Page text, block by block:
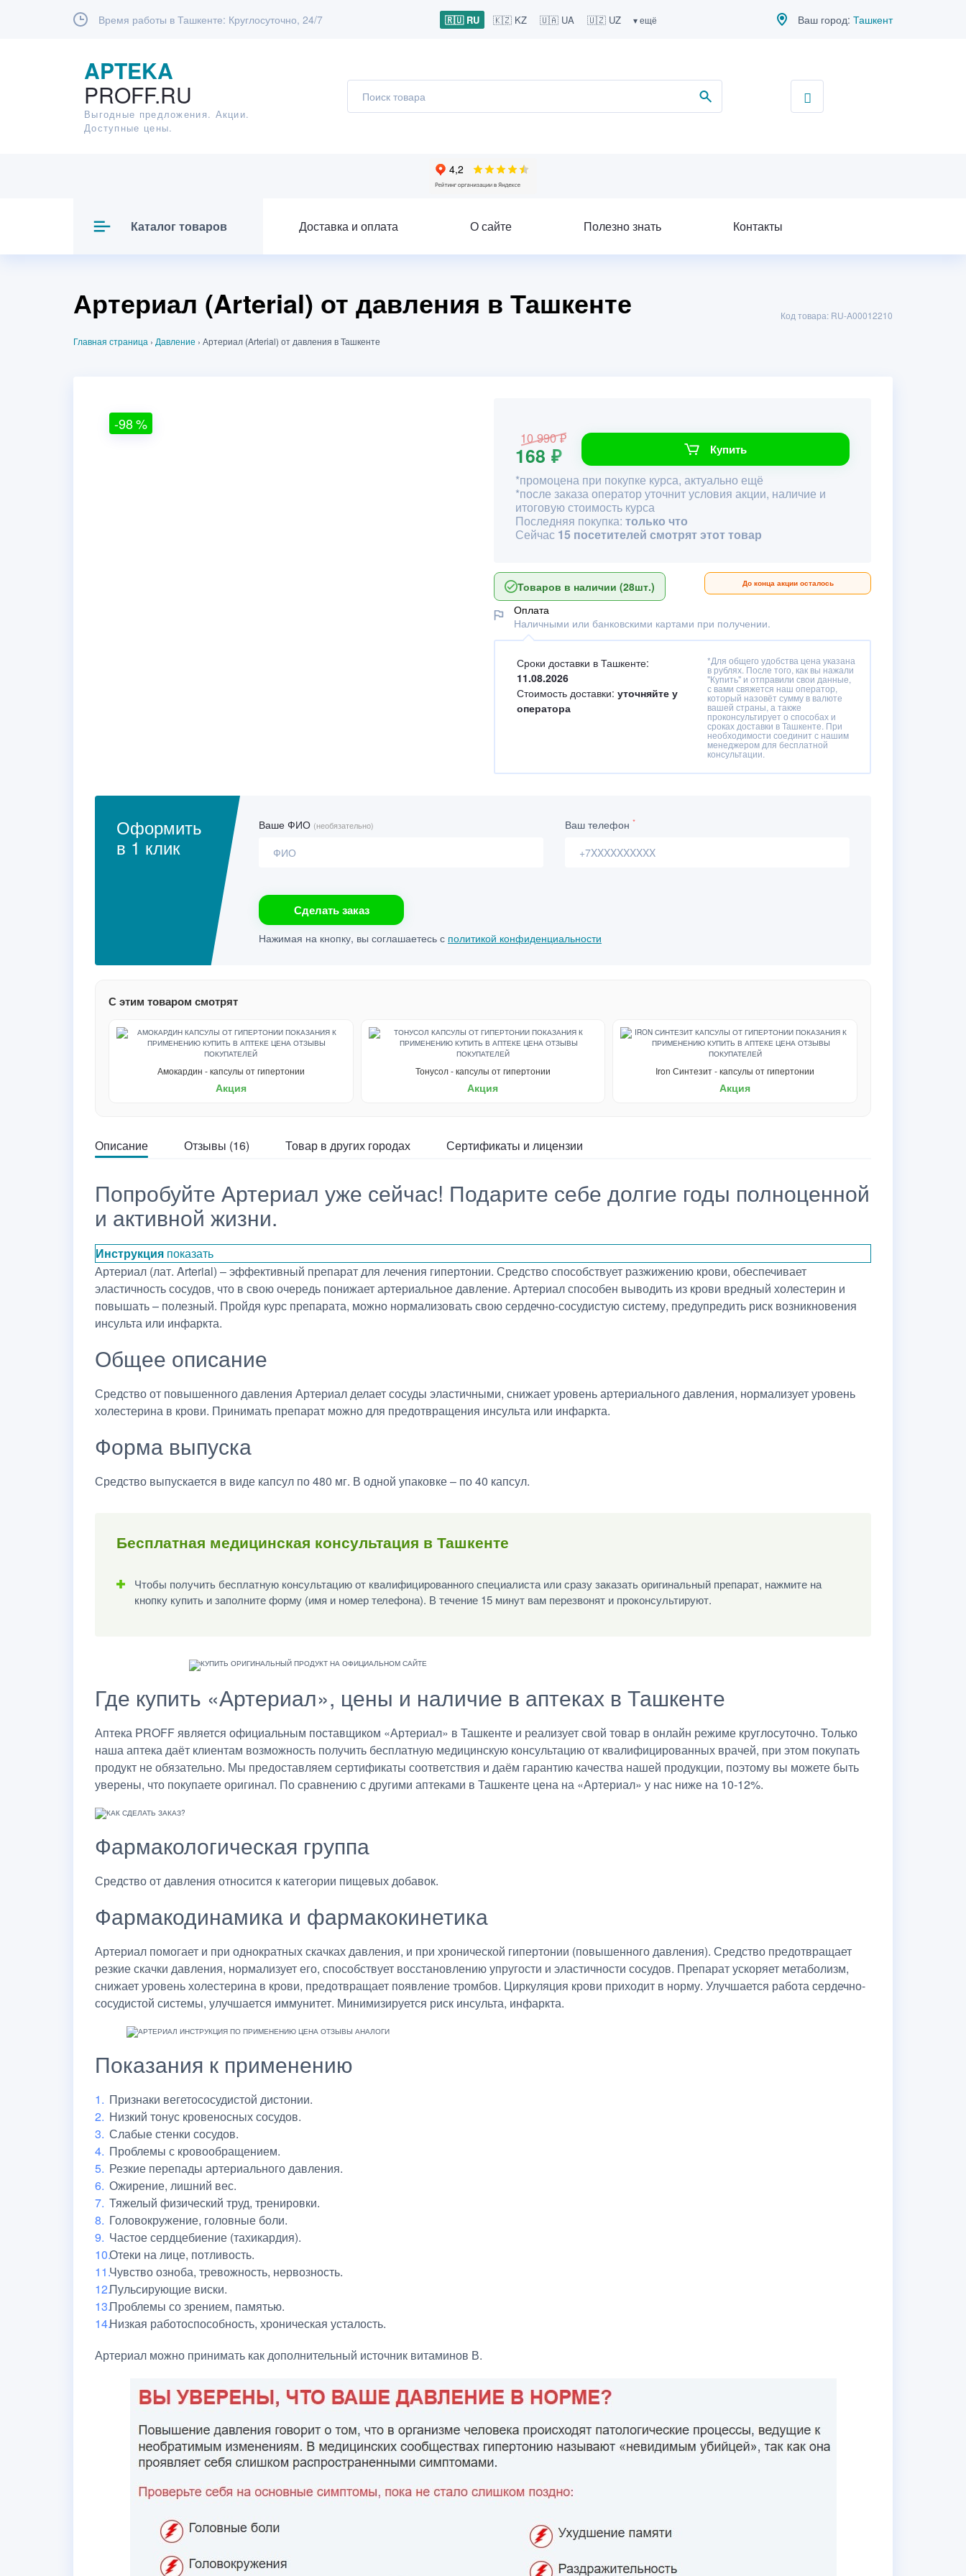
Время работы в Ташкенте: Круглосуточно, 24/7 🇷🇺 RU 🇰🇿 KZ 🇺🇦 UA 🇺🇿 UZ ▾ ещё Ваш город: Ташкент
APTEKA
PROFF.RU
Выгодные предложения. Акции.
Доступные цены.
Каталог товаров Доставка и оплата О сайте Полезно знать Контакты
Артериал (Arterial) от давления в Ташкенте
Главная страница › Давление › Артериал (Arterial) от давления в Ташкенте
Код товара: RU-A00012210
-98%
10 990 ₽
168 ₽ Купить
*промоцена при покупке курса, актуально ещё
*после заказа оператор уточнит условия акции, наличие и
итоговую стоимость курса
Последняя покупка: только что
Сейчас 15 посетителей смотрят этот товар
Товаров в наличии (28шт.) До конца акции осталось
Оплата
Наличными или банковскими картами при получении.
Сроки доставки в Ташкенте:
11.08.2026
Стоимость доставки: уточняйте у
оператора
*Для общего удобства цена указана
в рублях. После того, как вы нажали
"Купить" и отправили свои данные,
с вами свяжется наш оператор,
который назовёт сумму в валюте
вашей страны, а также
проконсультирует о способах и
сроках доставки в Ташкенте. При
необходимости соединит с нашим
менеджером для бесплатной
консультации.
Оформить
в 1 клик
Ваше ФИО (необязательно) Ваш телефон *
Сделать заказ
Нажимая на кнопку, вы соглашаетесь с политикой конфиденциальности
С этим товаром смотрят
Амокардин - капсулы от гипертонии
Акция
Тонусол - капсулы от гипертонии
Акция
Iron Синтезит - капсулы от гипертонии
Акция
Описание Отзывы (16) Товар в других городах Сертификаты и лицензии
Попробуйте Артериал уже сейчас! Подарите себе долгие годы полноценной
и активной жизни.
Инструкция показать
Артериал (лат. Arterial) – эффективный препарат для лечения гипертонии. Средство способствует разжижению крови, обеспечивает
эластичность сосудов, что в свою очередь понижает артериальное давление. Артериал способен выводить из крови вредный холестерин и
повышать – полезный. Пройдя курс препарата, можно нормализовать свою сердечно-сосудистую систему, предупредить риск возникновения
инсульта или инфаркта.
Общее описание
Средство от повышенного давления Артериал делает сосуды эластичными, снижает уровень артериального давления, нормализует уровень
холестерина в крови. Принимать препарат можно для предотвращения инсульта или инфаркта.
Форма выпуска
Средство выпускается в виде капсул по 480 мг. В одной упаковке – по 40 капсул.
Бесплатная медицинская консультация в Ташкенте
Чтобы получить бесплатную консультацию от квалифицированного специалиста или сразу заказать оригинальный препарат, нажмите на
кнопку купить и заполните форму (имя и номер телефона). В течение 15 минут вам перезвонят и проконсультируют.
Где купить «Артериал», цены и наличие в аптеках в Ташкенте
Аптека PROFF является официальным поставщиком «Артериал» в Ташкенте и реализует свой товар в онлайн режиме круглосуточно. Только
наша аптека даёт клиентам возможность получить бесплатную медицинскую консультацию от квалифицированных врачей, при этом покупать
продукт не обязательно. Мы предоставляем сертификаты соответствия и даём гарантию качества нашей продукции, поэтому вы можете быть
уверены, что покупаете оригинал. По сравнению с другими аптеками в Ташкенте цена на «Артериал» у нас ниже на 10-12%.
Фармакологическая группа
Средство от давления относится к категории пищевых добавок.
Фармакодинамика и фармакокинетика
Артериал помогает и при однократных скачках давления, и при хронической гипертонии (повышенного давления). Средство предотвращает
резкие скачки давления, нормализует его, способствует восстановлению упругости и эластичности сосудов. Препарат ускоряет метаболизм,
снижает уровень холестерина в крови, предотвращает появление тромбов. Циркуляция крови приходит в норму. Улучшается работа сердечно-
сосудистой системы, улучшается иммунитет. Минимизируется риск инсульта, инфаркта.
Показания к применению
Признаки вегетососудистой дистонии.
Низкий тонус кровеносных сосудов.
Слабые стенки сосудов.
Проблемы с кровообращением.
Резкие перепады артериального давления.
Ожирение, лишний вес.
Тяжелый физический труд, тренировки.
Головокружение, головные боли.
Частое сердцебиение (тахикардия).
Отеки на лице, потливость.
Чувство озноба, тревожность, нервозность.
Пульсирующие виски.
Проблемы со зрением, памятью.
Низкая работоспособность, хроническая усталость.
Артериал можно принимать как дополнительный источник витаминов В.